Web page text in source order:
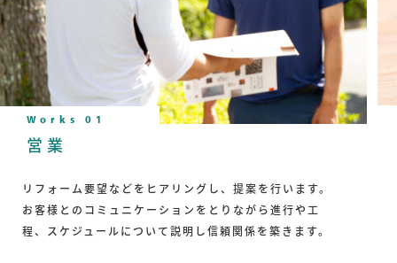
営業
リフォーム要望などをヒアリングし、提案を行います。
お客様とのコミュニケーションをとりながら進行や工
程、スケジュールについて説明し信頼関係を築きます。